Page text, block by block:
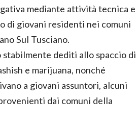
mediante attività tecnica e
di giovani residenti nei comuni
Sul Tusciano.
dediti allo spaccio di
e marijuana, nonché
a giovani assuntori, alcuni
dai comuni della